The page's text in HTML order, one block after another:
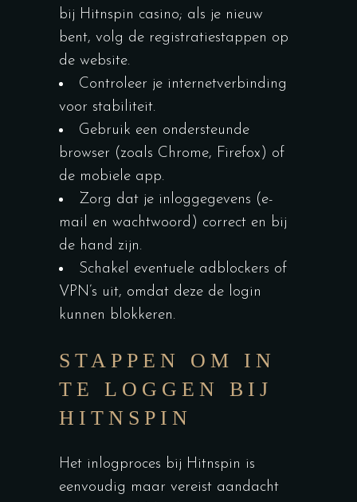
bij Hitnspin casino; als je nieuw
bent, volg de registratiestappen op
de website.
Controleer je internetverbinding
voor stabiliteit.
Gebruik een ondersteunde
browser (zoals Chrome, Firefox) of
de mobiele app.
Zorg dat je inloggegevens (e-
mail en wachtwoord) correct en bij
de hand zijn.
Schakel eventuele adblockers of
VPN’s uit, omdat deze de login
kunnen blokkeren.
STAPPEN OM IN
TE LOGGEN BIJ
HITNSPIN
Het inlogproces bij Hitnspin is
eenvoudig maar vereist aandacht